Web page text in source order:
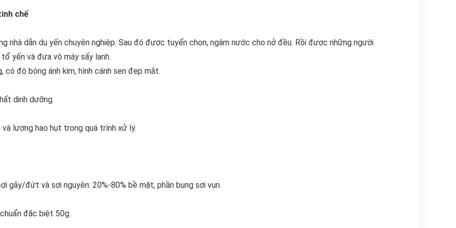
nguyên: 50%-50% bề mặt, phần bụng sợi vụn.
sen.
biển).
chế
nhà dẫn dụ yến chuyên nghiệp. Sau đó được tuyển chọn, ngâm nước cho nở đều. Rồi được những người
yến và đưa vô máy sấy lạnh.
độ bóng ánh kim, hình cánh sen đẹp mắt.
dinh dưỡng.
lượng hao hụt trong quá trình xử lý.
gãy/đứt và sợi nguyên: 20%-80% bề mặt, phần bụng sợi vụn.
đặc biệt 50g.